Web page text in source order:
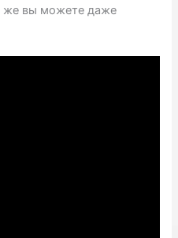
же вы можете даже